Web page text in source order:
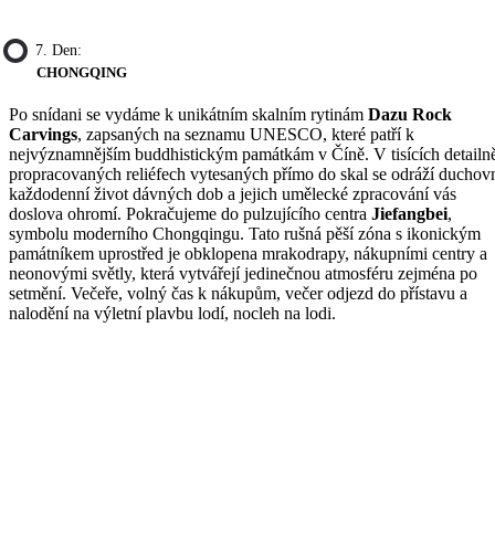
7. Den:
CHONGQING
Po snídani se vydáme k unikátním skalním rytinám Dazu Rock
Carvings, zapsaných na seznamu UNESCO, které patří k
nejvýznamnějším buddhistickým památkám v Číně. V tisících
propracovaných reliéfech vytesaných přímo do skal se odráží
každodenní život dávných dob a jejich umělecké zpracování vás
doslova ohromí. Pokračujeme do pulzujícího centra Jiefangbei,
symbolu moderního Chongqingu. Tato rušná pěší zóna s ikonickým
památníkem uprostřed je obklopena mrakodrapy, nákupními centry a
neonovými světly, která vytvářejí jedinečnou atmosféru zejména po
setmění. Večeře, volný čas k nákupům, večer odjezd do přístavu a
nalodění na výletní plavbu lodí, nocleh na lodi.